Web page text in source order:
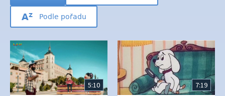
Podle pořadu
5:10 7:19